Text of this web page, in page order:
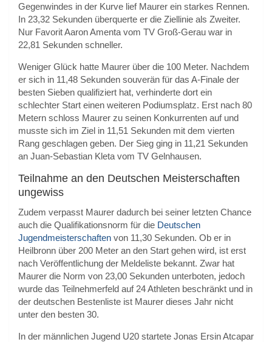
Gegenwindes in der Kurve lief Maurer ein starkes Rennen.
In 23,32 Sekunden überquerte er die Ziellinie als Zweiter.
Nur Favorit Aaron Amenta vom TV Groß-Gerau war in
22,81 Sekunden schneller.
Weniger Glück hatte Maurer über die 100 Meter. Nachdem
er sich in 11,48 Sekunden souverän für das A-Finale der
besten Sieben qualifiziert hat, verhinderte dort ein
schlechter Start einen weiteren Podiumsplatz. Erst nach 80
Metern schloss Maurer zu seinen Konkurrenten auf und
musste sich im Ziel in 11,51 Sekunden mit dem vierten
Rang geschlagen geben. Der Sieg ging in 11,21 Sekunden
an Juan-Sebastian Kleta vom TV Gelnhausen.
Teilnahme an den Deutschen Meisterschaften
ungewiss
Zudem verpasst Maurer dadurch bei seiner letzten Chance
auch die Qualifikationsnorm für die Deutschen
Jugendmeisterschaften von 11,30 Sekunden. Ob er in
Heilbronn über 200 Meter an den Start gehen wird, ist erst
nach Veröffentlichung der Meldeliste bekannt. Zwar hat
Maurer die Norm von 23,00 Sekunden unterboten, jedoch
wurde das Teilnehmerfeld auf 24 Athleten beschränkt und in
der deutschen Bestenliste ist Maurer dieses Jahr nicht
unter den besten 30.
In der männlichen Jugend U20 startete Jonas Ersin Atcapar